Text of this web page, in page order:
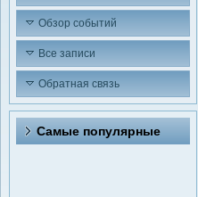
Обзор событий
Все записи
Обратная связь
Самые популярные